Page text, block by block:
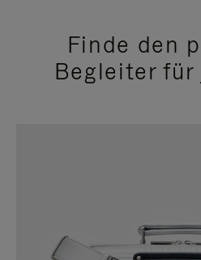
Finde den
Begleiter für